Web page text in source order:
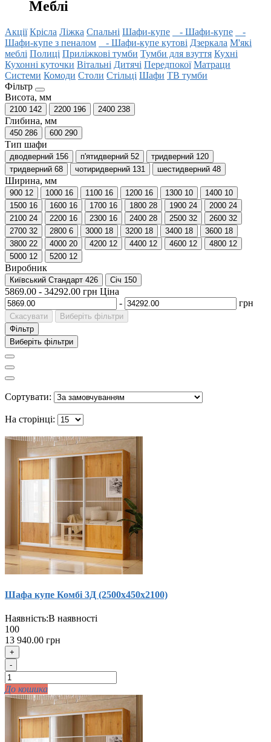
Меблі
Акції Крісла Ліжка Спальні Шафи-купе - Шафи-купе
-
Шафи-купе з пеналом
- Шафи-купе кутові Дзеркала М'які
меблі Полиці Приліжкові тумби Тумби для взуття Кухні
Кухонні куточки Вітальні Дитячі Передпокої Матраци
Системи Комоди Столи Стільці Шафи ТВ тумби
Фільтр
Висота, мм
2100 142 2200 196 2400 238
Глибина, мм
450 286 600 290
Тип шафи
дводверний 156 п'ятидверний 52 тридверний 120
тридверний 68 чотиридверний 131 шестидверний 48
Ширина, мм
900 12 1000 16 1100 16 1200 16 1300 10 1400 10
1500 16 1600 16 1700 16 1800 28 1900 24 2000 24
2100 24 2200 16 2300 16 2400 28 2500 32 2600 32
2700 32 2800 6 3000 18 3200 18 3400 18 3600 18
3800 22 4000 20 4200 12 4400 12 4600 12 4800 12
5000 12 5200 12
Виробник
Київський Стандарт 426 Січ 150
5869.00 - 34292.00 грн Ціна
-
грн
Скасувати
Виберіть фільтри
Фільтр
Виберіть фільтри
Сортувати:
На сторінці:
Шафа купе Комбi 3Д (2500х450х2100)
Наявність:В наявності
100
13 940.00 грн
+
-
До кошика